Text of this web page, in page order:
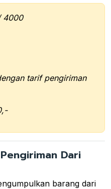
4000
tarif pengiriman
Dari
barang dari